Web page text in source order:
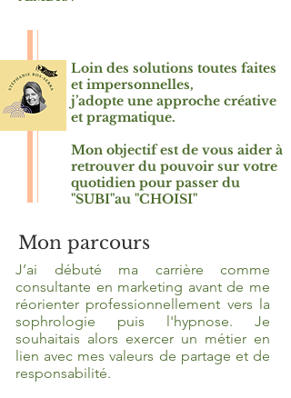
Loin des solutions toutes faites
et impersonnelles,
j’adopte une approche créative
et pragmatique.
Mon objectif est de vous aider à
retrouver du pouvoir sur votre
quotidien pour passer du
"SUBI"au "CHOISI"
Mon parcours
J’ai débuté ma carrière comme
consultante en marketing avant de me
réorienter professionnellement vers la
sophrologie puis l'hypnose. Je
souhaitais alors exercer un métier en
lien avec mes valeurs de partage et de
responsabilité.